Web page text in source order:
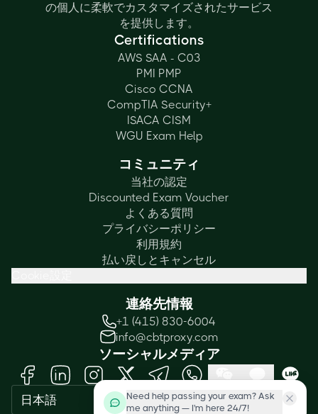
の個人に柔軟でカスタマイズされたサービス
を提供します。
Certifications
AWS SAA - C03
PMI PMP
Cisco CCNA
CompTIA Security+
ISACA CISM
WGU Exam Help
コミュニティ
当社の認定
Discounted Exam Voucher
よくある質問
プライバシーポリシー
利用規約
払い戻しとキャンセル
連絡先情報
+1 (415) 830-6004
info@cbtproxy.com
ソーシャルメディア
日本語
Need help passing your exam? Ask
me anything — I'm here 24/7!